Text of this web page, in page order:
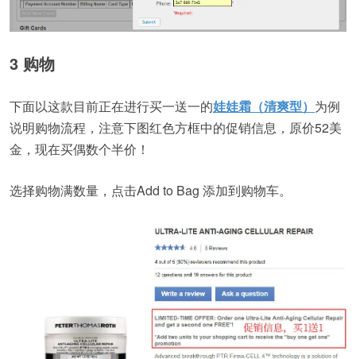
3 购物
下面以这款目前正在进行买一送一的娃娃霜（清爽型） 为例
说明购物流程，注意下图红色方框中的促销信息，原价52美
金，现在买偶数个半价！
选择购物满数量，点击Add to Bag 添加到购物车。